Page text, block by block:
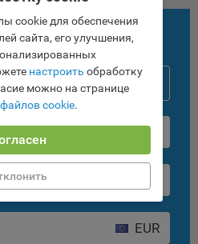
cookie для обеспечения
сайта, его улучшения,
настроить обработку
можно на странице
cookie.
или отклонить все
файлы cookie. При этом
возможна только в случае
файлов cookie. В случае их
совершать повторный
языковой версии сайта, а
отображаться некоторые
cookie на сайте субъекты
принять или отклонить сбор
НБРБ
BYN
EUR